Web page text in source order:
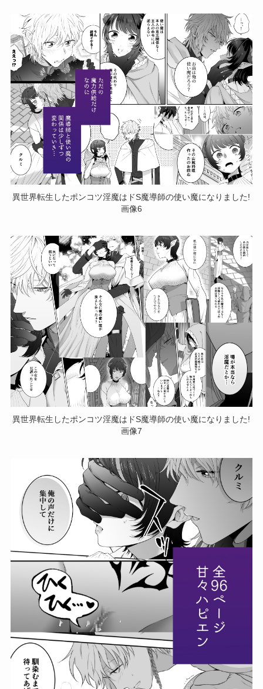
異世界転生したポンコツ淫魔はドS魔導師の使い魔になりました!
画像6
異世界転生したポンコツ淫魔はドS魔導師の使い魔になりました!
画像7